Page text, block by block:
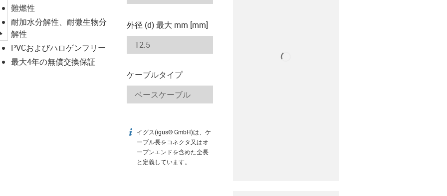
igus-icon-lupe
難燃性
耐加水分解性、耐微生物分
解性
PVCおよびハロゲンフリー
最大4年の無償交換保証
外径 (d) 最大 mm [mm]
ケーブルタイプ
igus-icon-info
イグス(igus® GmbH)は、ケ
ーブル長をコネクタ又はオ
ープンエンドを含めた全長
と定義しています。